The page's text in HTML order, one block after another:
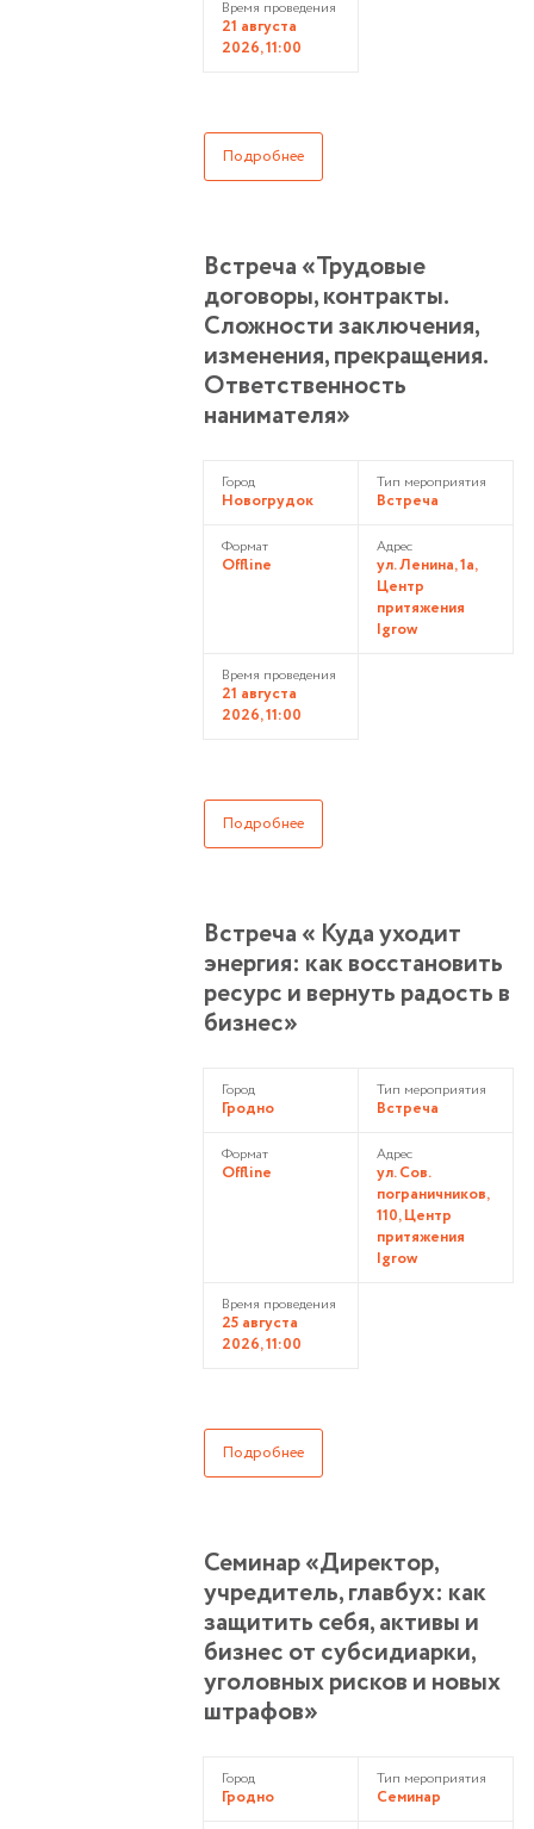
Время проведения
21 августа
2026, 11:00
Подробнее
Встреча «Трудовые
договоры, контракты.
Сложности заключения,
изменения, прекращения.
Ответственность
нанимателя»
Город
Новогрудок
Тип мероприятия
Встреча
Формат
Offline
Адрес
ул. Ленина, 1а,
Центр
притяжения
Igrow
Время проведения
21 августа
2026, 11:00
Подробнее
Встреча « Куда уходит
энергия: как восстановить
ресурс и вернуть радость в
бизнес»
Город
Гродно
Тип мероприятия
Встреча
Формат
Offline
Адрес
ул. Сов.
пограничников,
110, Центр
притяжения
Igrow
Время проведения
25 августа
2026, 11:00
Подробнее
Семинар «Директор,
учредитель, главбух: как
защитить себя, активы и
бизнес от субсидиарки,
уголовных рисков и новых
штрафов»
Город
Гродно
Тип мероприятия
Семинар